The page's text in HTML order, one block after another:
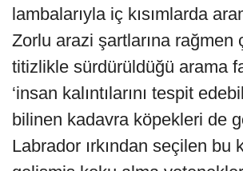
lambalarıyla iç kısımlarda
Zorlu arazi şartlarına rağmen
titizlikle sürdürüldüğü arama
‘insan kalıntılarını tespit
bilinen kadavra köpekleri de
Labrador ırkından seçilen bu